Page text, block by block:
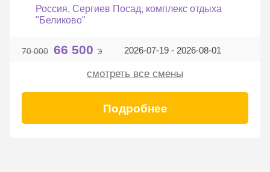
Россия, Сергиев Посад, комплекс отдыха
"Беликово"
70 000 66 500 э 2026-07-19 - 2026-08-01
смотреть все смены
Подробнее